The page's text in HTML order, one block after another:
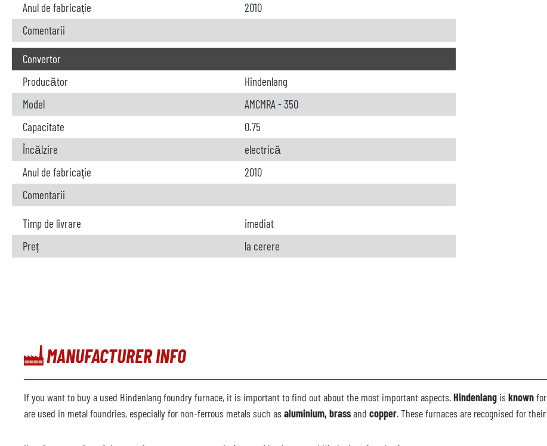
Anul de fabricație
2010
Comentarii
Convertor
Producător
Hindenlang
Model
AMCMRA - 350
Capacitate
0.75
Încălzire
electrică
Anul de fabricație
2010
Comentarii
Timp de livrare
imediat
Preț
la cerere
MANUFACTURER INFO
If you want to buy a used Hindenlang foundry furnace, it is important to find out about the most important aspects.Hindenlang isknownfor
are used in metal foundries, especially for non-ferrous metals such asaluminium, brassand copper. These furnaces are recognised for their